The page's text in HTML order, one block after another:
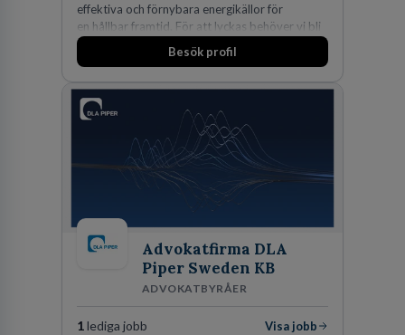
effektiva och förnybara energikällor för
en hållbar framtid. För att lyckas behöver vi bli
fler medarbetare som vill göra skillnad.
Besök profil
Advokatfirma DLA
Piper Sweden KB
ADVOKATBYRÅER
1lediga jobb
Visa jobb